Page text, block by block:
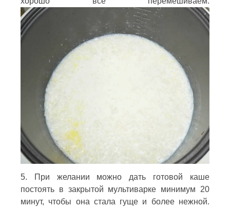
5. При желании можно дать готовой каше
постоять в закрытой мультиварке минимум 20
минут, чтобы она стала гуще и более нежной.